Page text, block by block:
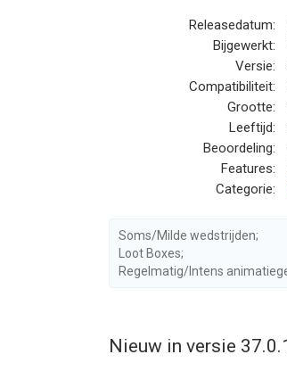
kunnen groeien en unieke
Evenementen zorgen voor
unieke regels onder de knie
Word lid van een clan en
top, zowel in co-op- als PvP-
Missies maken je leven
Vecht, verover, win en heers!
LET OP! Rush Royale is
geld worden gekocht. In-app
Releasedatum:
Bijgewerkt:
Versie:
Compatibiliteit:
Grootte:
Leeftijd:
Beoordeling:
Features:
Categorie:
Soms/Milde wedstrijden;
Loot Boxes;
Regelmatig/Intens
Nieuw in versie